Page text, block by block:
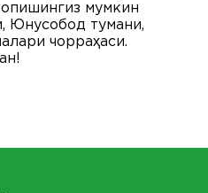
мумкин
Юнусобод тумани,
чорраҳаси.